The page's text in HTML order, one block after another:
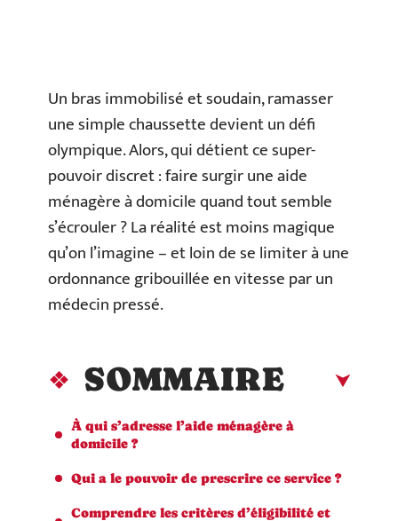
Un bras immobilisé et soudain, ramasser
une simple chaussette devient un défi
olympique. Alors, qui détient ce super-
pouvoir discret : faire surgir une aide
ménagère à domicile quand tout semble
s’écrouler ? La réalité est moins magique
qu’on l’imagine – et loin de se limiter à une
ordonnance gribouillée en vitesse par un
médecin pressé.
SOMMAIRE
À qui s’adresse l’aide ménagère à
domicile ?
Qui a le pouvoir de prescrire ce service ?
Comprendre les critères d’éligibilité et